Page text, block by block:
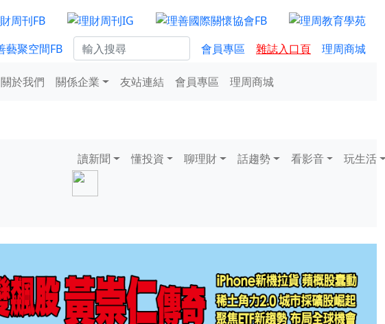
會員專區 雜誌入口頁 理周商城
關於我們 關係企業 友站連結 會員專區 理周商城
讀新聞 懂投資 聊理財 話趨勢 看影音 玩生活